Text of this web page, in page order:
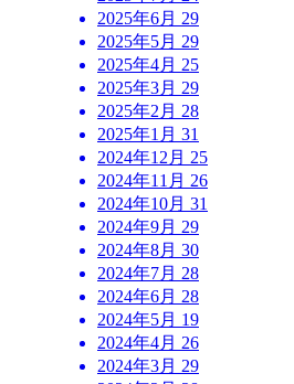
2025年6月 29
2025年5月 29
2025年4月 25
2025年3月 29
2025年2月 28
2025年1月 31
2024年12月 25
2024年11月 26
2024年10月 31
2024年9月 29
2024年8月 30
2024年7月 28
2024年6月 28
2024年5月 19
2024年4月 26
2024年3月 29